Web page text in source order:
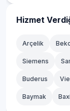
Hizmet
Arçelik
Siemens
Buderus
Baymak Baxi